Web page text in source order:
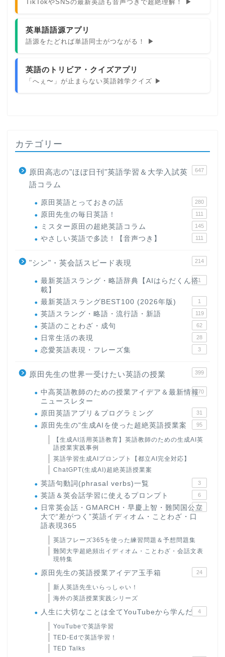
TikTokやSNSの最新英語も音声つきで超絶理解！ ▶
英単語語源アプリ
語源をたどれば単語同士がつながる！ ▶
英語のトリビア・クイズアプリ
「へぇ〜」が止まらない英語雑学クイズ ▶
カテゴリー
原田高志の"ほぼ日刊"英語学習＆大学入試英
語コラム
647
原田英語とっておきの話 280
原田先生の毎日英語！ 111
ミスター原田の超絶英語コラム 145
やさしい英語で多読！【音声つき】 111
"シン"・英会話スピード表現 214
最新英語スラング・略語辞典【AIはらだくん搭
載】
1
最新英語スラングBEST100 (2026年版) 1
英語スラング・略語・流行語・新語 119
英語のことわざ・成句 62
日常生活の表現 28
恋愛英語表現・フレーズ集 3
原田先生の世界一受けたい英語の授業 399
中高英語教師のための授業アイデア＆最新情報
ニュースレター
170
原田英語アプリ＆プログラミング 31
原田先生の"生成AIを使った超絶英語授業案 95
【生成AI活用英語教育】英語教師のための生成AI英
語授業実践事例
英語学習生成AIプロンプト【都立AI完全対応】
ChatGPT(生成AI)超絶英語授業案
英語句動詞(phrasal verbs)一覧 3
英語＆英会話学習に使えるプロンプト 6
日常英会話・GMARCH・早慶上智・難関国公立
大で“差がつく”英語イディオム・ことわざ・口
語表現365
22
英語フレーズ365を使った練習問題＆予想問題集
難関大学超絶頻出イディオム・ことわざ・会話文表
現特集
原田先生の英語授業アイデア玉手箱 24
新人英語先生いらっしゃい！
海外の英語授業実践シリーズ
人生に大切なことは全てYouTubeから学んだ 4
YouTubeで英語学習
TED-Edで英語学習！
TED Talks